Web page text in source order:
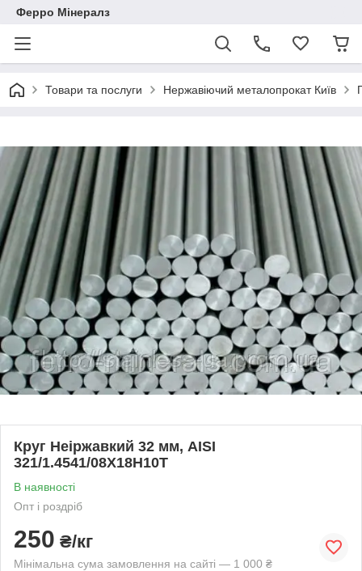
Ферро Мінералз
Товари та послуги Нержавіючий металопрокат Київ
Круг Неіржавкий 32 мм, AISI
321/1.4541/08Х18Н10Т
В наявності
Опт і роздріб
250 ₴/кг
Мінімальна сума замовлення на сайті — 1 000 ₴